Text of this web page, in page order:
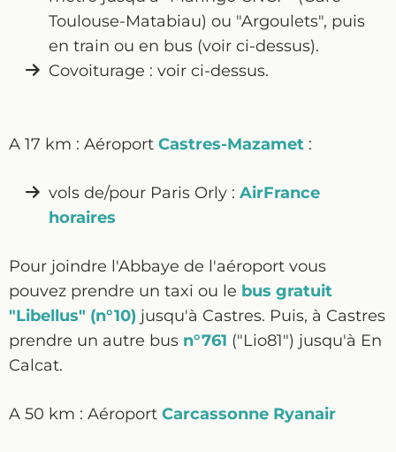
Toulouse-Matabiau) ou "Argoulets", puis
en train ou en bus (voir ci-dessus).
Covoiturage : voir ci-dessus.
A 17 km : Aéroport Castres-Mazamet :
vols de/pour Paris Orly : AirFrance
horaires
Pour joindre l'Abbaye de l'aéroport vous
pouvez prendre un taxi ou le bus gratuit
"Libellus" (n°10) jusqu'à Castres. Puis, à Castres
prendre un autre bus n°761 ("Lio81") jusqu'à En
Calcat.
A 50 km : Aéroport Carcassonne Ryanair